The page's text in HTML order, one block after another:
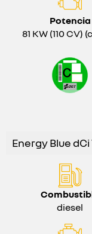
Potencia
81 KW (110 CV)
Energy Blue
diesel